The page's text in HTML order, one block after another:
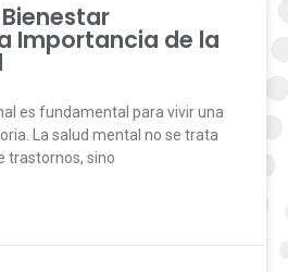
Importancia de la
es fundamental para vivir una
La salud mental no se trata
trastornos, sino